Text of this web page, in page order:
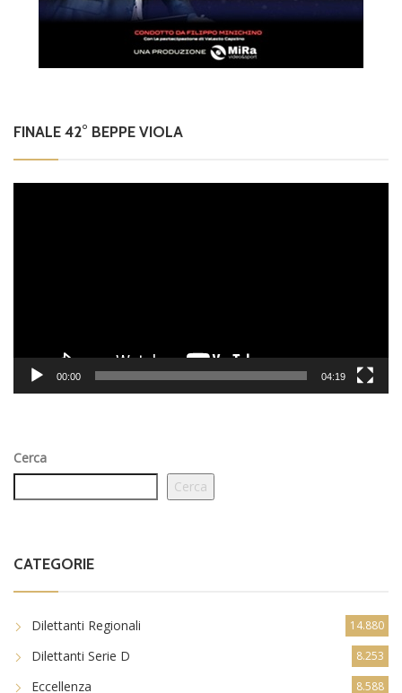
FINALE 42° BEPPE VIOLA
00:00 04:19
Cerca
Cerca
CATEGORIE
Dilettanti Regionali 14.880
Dilettanti Serie D 8.253
Eccellenza 8.588